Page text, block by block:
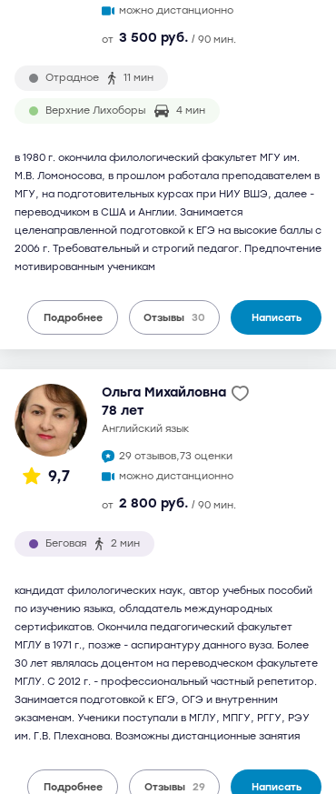
можно дистанционно
от 3 500 руб. / 90 мин.
Отрадное 11 мин
Верхние Лихоборы 4 мин
в 1980 г. окончила филологический факультет МГУ им.
М.В. Ломоносова, в прошлом работала преподавателем в
МГУ, на подготовительных курсах при НИУ ВШЭ, далее -
переводчиком в США и Англии. Занимается
целенаправленной подготовкой к ЕГЭ на высокие баллы с
2006 г. Требовательный и строгий педагог. Предпочтение
мотивированным ученикам
Подробнее Отзывы 30 Написать
9,7
Ольга Михайловна
78 лет
английский язык
29 отзывов,73 оценки
можно дистанционно
от 2 800 руб. / 90 мин.
Беговая 2 мин
кандидат филологических наук, автор учебных пособий
по изучению языка, обладатель международных
сертификатов. Окончила педагогический факультет
МГЛУ в 1971 г., позже - аспирантуру данного вуза. Более
30 лет являлась доцентом на переводческом факультете
МГЛУ. С 2012 г. - профессиональный частный репетитор.
Занимается подготовкой к ЕГЭ, ОГЭ и внутренним
экзаменам. Ученики поступали в МГЛУ, МПГУ, РГГУ, РЭУ
им. Г.В. Плеханова. Возможны дистанционные занятия
Подробнее Отзывы 29 Написать